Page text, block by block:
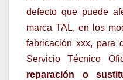
defecto que puede
marca TAL, en los
fabricación xxx, para
Servicio Técnico
reparación o